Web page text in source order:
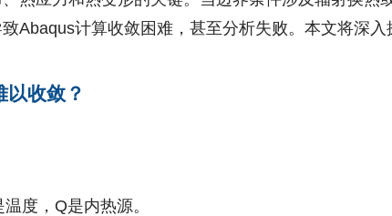
Abaqus计算收敛困难，甚至分析失败。本文将深
以收敛？
度，Q是内热源。